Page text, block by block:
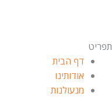
תפריט
דף הבית
אודותינו
מנעולנות